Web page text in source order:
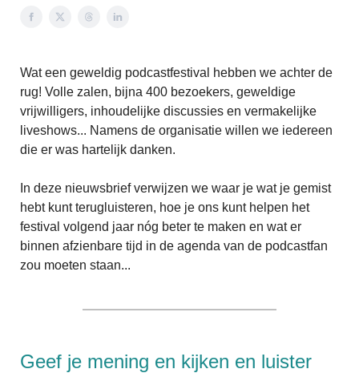
Wat een geweldig podcastfestival hebben we achter de
rug! Volle zalen, bijna 400 bezoekers, geweldige
vrijwilligers, inhoudelijke discussies en vermakelijke
liveshows... Namens de organisatie willen we iedereen
die er was hartelijk danken.
In deze nieuwsbrief verwijzen we waar je wat je gemist
hebt kunt terugluisteren, hoe je ons kunt helpen het
festival volgend jaar nóg beter te maken en wat er
binnen afzienbare tijd in de agenda van de podcastfan
zou moeten staan...
Geef je mening en kijken en luister